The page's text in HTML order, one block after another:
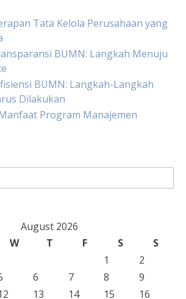
Tata Kelola Perusahaan yang
BUMN: Langkah Menuju
BUMN: Langkah-Langkah
Dilakukan
Program Manajemen
August 2026
W T F S
S
1
2
6 7 8
9
13 14 15 16